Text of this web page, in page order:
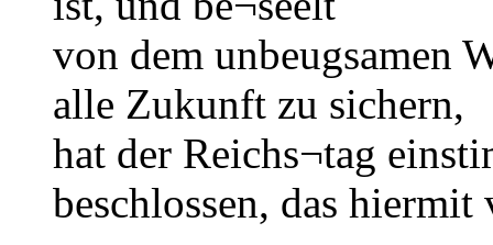
von dem unbeugsamen
alle Zukunft zu sichern,
hat der Reichs¬tag
beschlossen, das